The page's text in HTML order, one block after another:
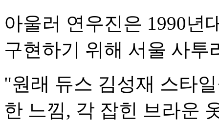
아울러 연우진은 1990년
구현하기 위해 서울 사투
"원래 듀스 김성재 스타
한 느낌, 각 잡힌 브라운